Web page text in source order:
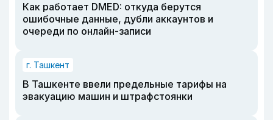
Как работает DMED: откуда берутся
ошибочные данные, дубли аккаунтов и
очереди по онлайн-записи
г. Ташкент
В Ташкенте ввели предельные тарифы на
эвакуацию машин и штрафстоянки